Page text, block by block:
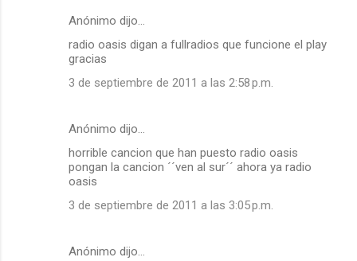
Anónimo dijo…
radio oasis digan a fullradios que funcione el play
gracias
3 de septiembre de 2011 a las 2:58 p.m.
Anónimo dijo…
horrible cancion que han puesto radio oasis
pongan la cancion ´´ven al sur´´ ahora ya radio
oasis
3 de septiembre de 2011 a las 3:05 p.m.
Anónimo dijo…